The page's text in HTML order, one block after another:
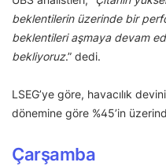
beklentilerin üzerinde bir
beklentileri aşmaya devam
bekliyoruz.” dedi.
LSEG’ye göre, havacılık
dönemine göre %45’in
Çarşamba